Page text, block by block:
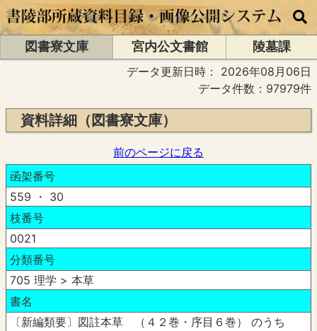
図書寮文庫 宮内公文書館
陵墓課
データ更新日時： 2026年08月06日
データ件数：97979件
資料詳細（図書寮文庫）
前のページに戻る
函架番号
559 ・ 30
枝番号
0021
分類番号
705 理学 > 本草
書名
〔新編類要〕図註本草 （４２巻・序目６巻） のうち